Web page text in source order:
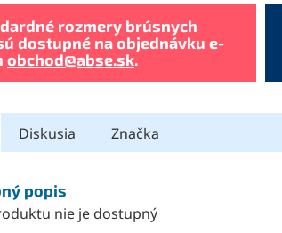
rozmery brúsnych
dostupné na objednávku e-
obchod@abse.sk.
Diskusia Značka
popis
nie je dostupný